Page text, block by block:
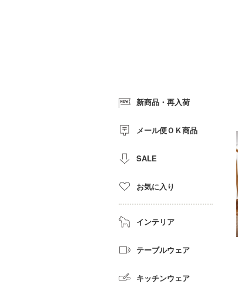
新商品・再入荷
メール便ＯＫ商品
SALE
お気に入り
インテリア
テーブルウェア
キッチンウェア